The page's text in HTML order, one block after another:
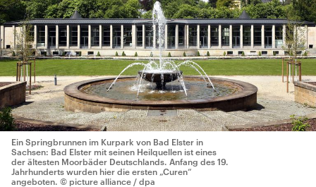
Ein Springbrunnen im Kurpark von Bad Elster in
Sachsen: Bad Elster mit seinen Heilquellen ist eines
der ältesten Moorbäder Deutschlands. Anfang des 19.
Jahrhunderts wurden hier die ersten „Curen“
angeboten. © picture alliance / dpa